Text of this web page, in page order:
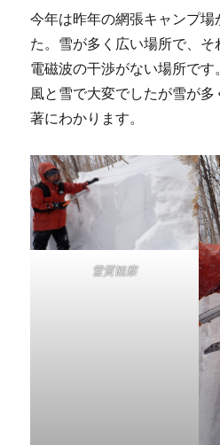
今年は昨年の網張キャンプ場
た。雪が多く広い場所で、
電磁波の干渉がない場所です。
風と雪で大変でしたが雪が
著にわかります。
雪質観察